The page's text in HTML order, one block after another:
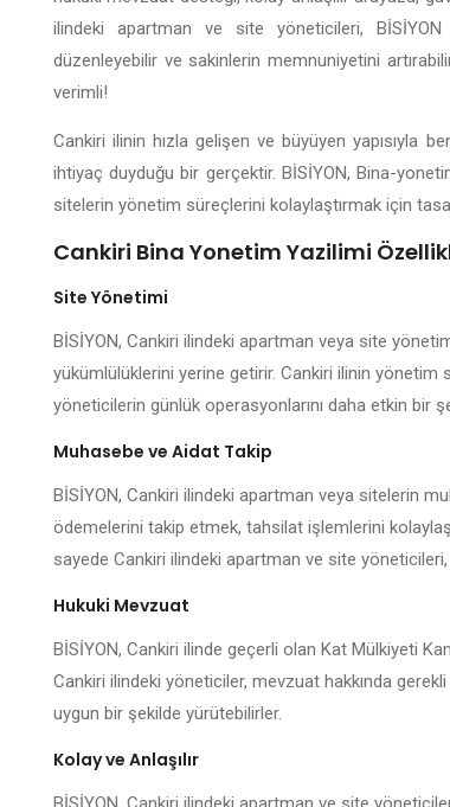
ilindeki apartman ve site yöneticileri,
düzenleyebilir ve sakinlerin memnuniyetini
verimli!
Cankiri ilinin hızla gelişen ve büyüyen yapısıyla
ihtiyaç duyduğu bir gerçektir. BİSİYON, Bina-
sitelerin yönetim süreçlerini kolaylaştırmak için
Cankiri Bina Yonetim Yazilimi
Site Yönetimi
BİSİYON, Cankiri ilindeki apartman veya site
yükümlülüklerini yerine getirir. Cankiri ilinin
yöneticilerin günlük operasyonlarını daha etkin bir
Muhasebe ve Aidat Takip
BİSİYON, Cankiri ilindeki apartman veya sitelerin
ödemelerini takip etmek, tahsilat işlemlerini
sayede Cankiri ilindeki apartman ve site
Hukuki Mevzuat
BİSİYON, Cankiri ilinde geçerli olan Kat Mülkiyeti
Cankiri ilindeki yöneticiler, mevzuat hakkında
uygun bir şekilde yürütebilirler.
Kolay ve Anlaşılır